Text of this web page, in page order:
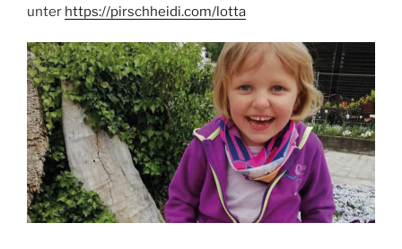
unter https://pirschheidi.com/lotta